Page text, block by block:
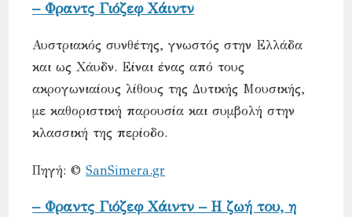
– Φραντς Γιόζεφ Χάιντν
Αυστριακός συνθέτης, γνωστός στην Ελλάδα
και ως Χάυδν. Είναι ένας από τους
ακρογωνιαίους λίθους της Δυτικής Μουσικής,
με καθοριστική παρουσία και συμβολή στην
κλασσική της περίοδο.
Πηγή: ©SanSimera.gr
– Φραντς Γιόζεφ Χάιντν – Η ζωή του, η